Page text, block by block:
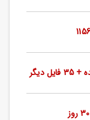
دیگر
30 روز